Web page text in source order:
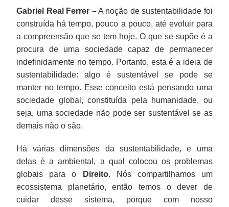
Gabriel Real Ferrer –A noção de sustentabilidade foi
construída há tempo, pouco a pouco, até evoluir para
a compreensão que se tem hoje. O que se supõe é a
procura de uma sociedade capaz de permanecer
indefinidamente no tempo. Portanto, esta é a ideia de
sustentabilidade: algo é sustentável se pode se
manter no tempo. Esse conceito está pensando uma
sociedade global, constituída pela humanidade, ou
seja, uma sociedade não pode ser sustentável se as
demais não o são.
Há várias dimensões da sustentabilidade, e uma
delas é a ambiental, a qual colocou os problemas
globais para o
Direito. Nós compartilhamos um
ecossistema planetário, então temos o dever de
cuidar desse sistema, porque com nosso